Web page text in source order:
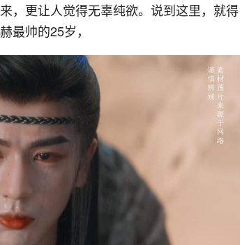
，更让人觉得无辜纯欲。说到这里，就得
最帅的25岁，